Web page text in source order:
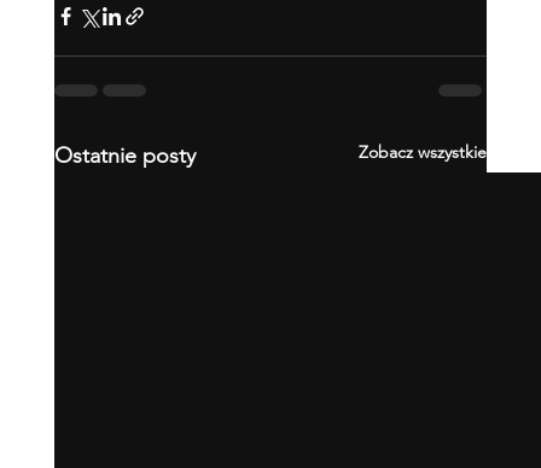
Ostatnie posty Zobacz wszystkie